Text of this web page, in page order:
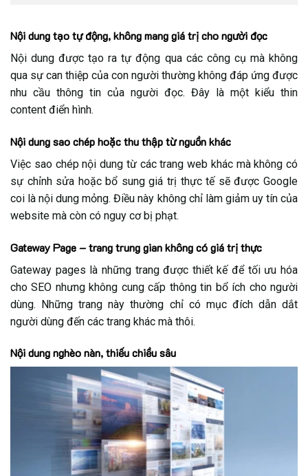
Nội dung tạo tự động, không mang giá trị cho người đọc
Nội dung được tạo ra tự động qua các công cụ mà không
qua sự can thiệp của con người thường không đáp ứng được
nhu cầu thông tin của người đọc. Đây là một kiểu thin
content điển hình.
Nội dung sao chép hoặc thu thập từ nguồn khác
Việc sao chép nội dung từ các trang web khác mà không có
sự chỉnh sửa hoặc bổ sung giá trị thực tế sẽ được Google
coi là nội dung mỏng. Điều này không chỉ làm giảm uy tín của
website mà còn có nguy cơ bị phạt.
Gateway Page – trang trung gian không có giá trị thực
Gateway pages là những trang được thiết kế để tối ưu hóa
cho SEO nhưng không cung cấp thông tin bổ ích cho người
dùng. Những trang này thường chỉ có mục đích dẫn dắt
người dùng đến các trang khác mà thôi.
Nội dung nghèo nàn, thiếu chiều sâu